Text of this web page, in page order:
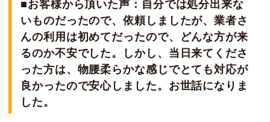
■お客様から頂いた声：自分では処分出来な
いものだったので、依頼しましたが、業者さ
んの利用は初めてだったので、どんな方が来
るのか不安でした。しかし、当日来てくださ
った方は、物腰柔らかな感じでとても対応が
良かったので安心しました。お世話になりま
した。